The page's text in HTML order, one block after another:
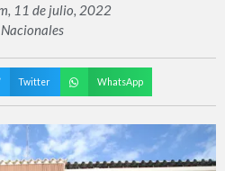
11 de julio, 2022
Nacionales
Twitter WhatsApp